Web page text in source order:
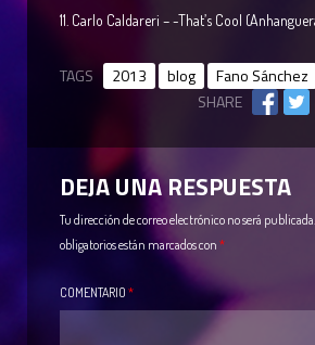
11. Carlo Caldareri – -That’s Cool
TAGS 2013 blog Fano Sánchez
SHARE
DEJA UNA RESPUESTA
Tu dirección de correo electrónico no será publicada.
obligatorios están marcados con *
COMENTARIO *